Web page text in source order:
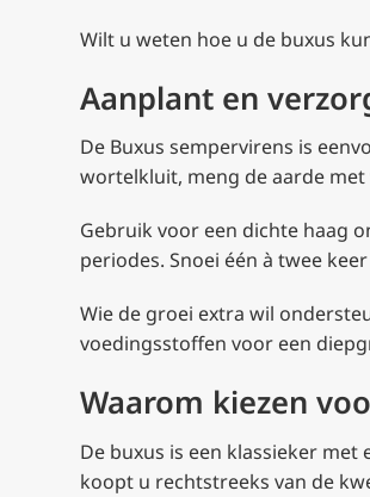
Wilt u weten hoe u de buxus
Aanplant en
De Buxus sempervirens is
wortelkluit, meng de aarde
Gebruik voor een dichte haag
periodes. Snoei één à twee
Wie de groei extra wil
voedingsstoffen voor een
Waarom kiezen
De buxus is een klassieker
koopt u rechtstreeks van de